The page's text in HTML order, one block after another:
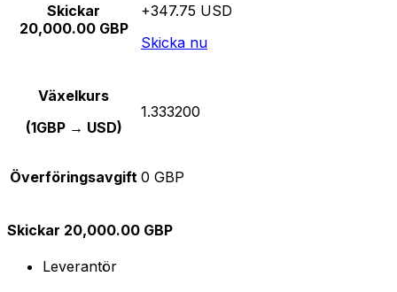
Skickar
20,000.00 GBP
+347.75 USD
Skicka nu
Växelkurs
(1GBP → USD)
1.333200
Överföringsavgift 0 GBP
Skickar 20,000.00 GBP
Leverantör